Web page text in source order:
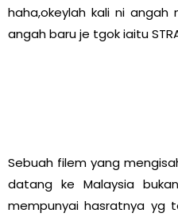
haha,okeylah kali ni
angah baru je tgok iaitu
Sebuah filem yang
datang ke Malaysia
mempunyai hasratnya yg